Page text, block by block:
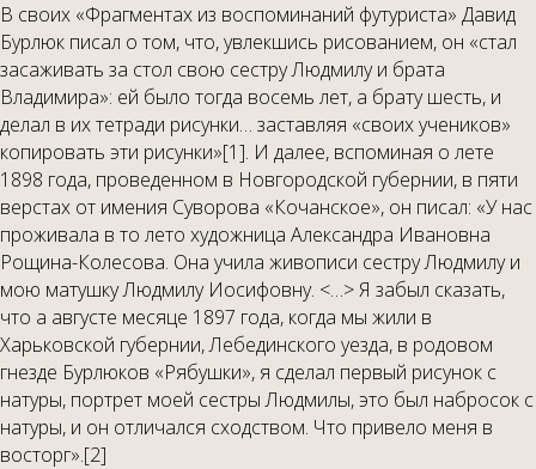
В своих «Фрагментах из воспоминаний футуриста» Давид
Бурлюк писал о том, что, увлекшись рисованием, он «стал
засаживать за стол свою сестру Людмилу и брата
Владимира»: ей было тогда восемь лет, а брату шесть, и
делал в их тетради рисунки… заставляя «своих учеников»
копировать эти рисунки»[1]. И далее, вспоминая о лете
1898 года, проведенном в Новгородской губернии, в пяти
верстах от имения Суворова «Кочанское», он писал: «У нас
проживала в то лето художница Александра Ивановна
Рощина-Колесова. Она учила живописи сестру Людмилу и
мою матушку Людмилу Иосифовну. <…> Я забыл сказать,
что а августе месяце 1897 года, когда мы жили в
Харьковской губернии, Лебединского уезда, в родовом
гнезде Бурлюков «Рябушки», я сделал первый рисунок с
натуры, портрет моей сестры Людмилы, это был набросок с
натуры, и он отличался сходством. Что привело меня в
восторг».[2]